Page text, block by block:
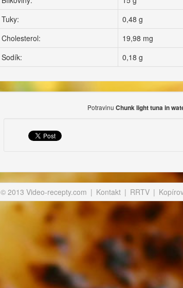
Tuky:
0,48 g
Cholesterol:
19,98 mg
Sodík:
0,18 g
Potravinu Chunk light tuna in
© 2013 Video-recepty.com | Kontakt | RRTV |